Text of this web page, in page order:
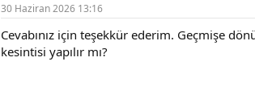
30 Haziran 2026 13:16
Cevabınız için teşekkür ederim. Geçmişe
kesintisi yapılır mı?